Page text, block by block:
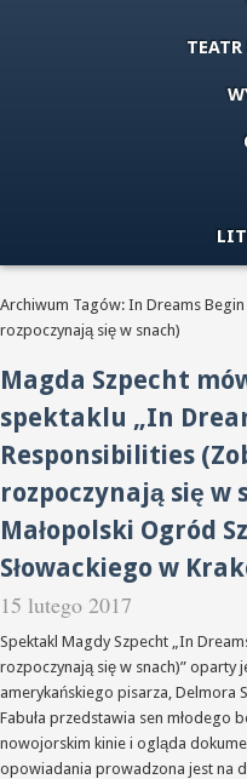
Archiwum Tagów: In Dreams
rozpoczynają się w snach)
Magda Szpecht
spektaklu „In
Responsibilities
rozpoczynają się w
Małopolski Ogród
Słowackiego w
15 lutego 2017
Spektakl Magdy Szpecht „In
rozpoczynają się w snach)” oparty
amerykańskiego pisarza, Delmora
Fabuła przedstawia sen młodego
nowojorskim kinie i ogląda
opowiadania prowadzona jest na